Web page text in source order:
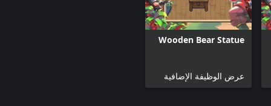
Wooden Bear Statue
عرض الوظيفة الإضافية